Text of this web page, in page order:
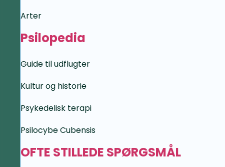
Arter
Psilopedia
Guide til udflugter
Kultur og historie
Psykedelisk terapi
Psilocybe Cubensis
OFTE STILLEDE SPØRGSMÅL